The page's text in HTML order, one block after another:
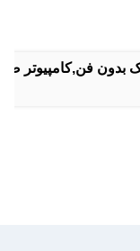
بدون فن,کامپیوتر